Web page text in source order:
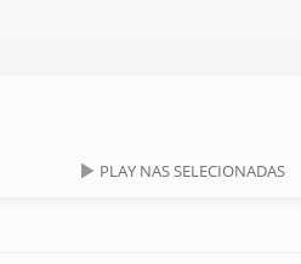
PLAY NAS SELECIONADAS